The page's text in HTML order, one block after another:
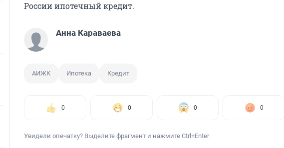
России ипотечный кредит.
Анна Караваева
АИЖК Ипотека Кредит
0 0 0 0
Увидели опечатку? Выделите фрагмент и нажмите Ctrl+Enter